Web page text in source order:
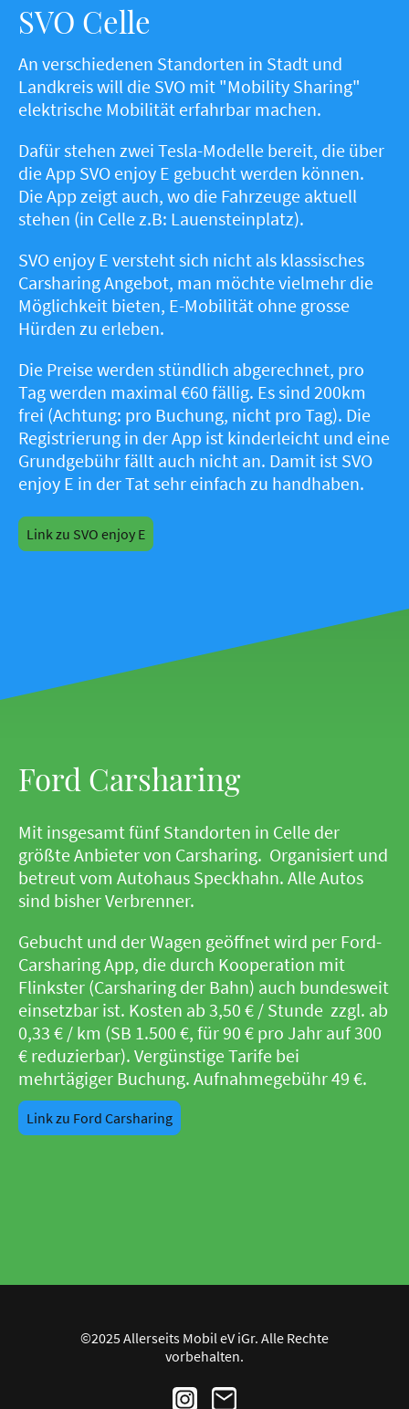
SVO Celle
An verschiedenen Standorten in Stadt und
Landkreis will die SVO mit "Mobility Sharing"
elektrische Mobilität erfahrbar machen.
Dafür stehen zwei Tesla-Modelle bereit, die über
die App SVO enjoy E gebucht werden können.
Die App zeigt auch, wo die Fahrzeuge aktuell
stehen (in Celle z.B: Lauensteinplatz).
SVO enjoy E versteht sich nicht als klassisches
Carsharing Angebot, man möchte vielmehr die
Möglichkeit bieten, E-Mobilität ohne grosse
Hürden zu erleben.
Die Preise werden stündlich abgerechnet, pro
Tag werden maximal €60 fällig. Es sind 200km
frei (Achtung: pro Buchung, nicht pro Tag). Die
Registrierung in der App ist kinderleicht und eine
Grundgebühr fällt auch nicht an. Damit ist SVO
enjoy E in der Tat sehr einfach zu handhaben.
Link zu SVO enjoy E
Ford Carsharing
Mit insgesamt fünf Standorten in Celle der
größte Anbieter von Carsharing. Organisiert und
betreut vom Autohaus Speckhahn. Alle Autos
sind bisher Verbrenner.
Gebucht und der Wagen geöffnet wird per Ford-
Carsharing App, die durch Kooperation mit
Flinkster (Carsharing der Bahn) auch bundesweit
einsetzbar ist. Kosten ab 3,50 € / Stunde zzgl. ab
0,33 € / km (SB 1.500 €, für 90 € pro Jahr auf 300
€ reduzierbar). Vergünstige Tarife bei
mehrtägiger Buchung. Aufnahmegebühr 49 €.
Link zu Ford Carsharing
©2025 Allerseits Mobil eV iGr. Alle Rechte
vorbehalten.